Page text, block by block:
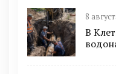
8
В